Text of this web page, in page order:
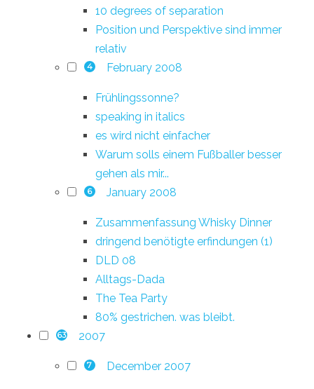
10 degrees of separation
Position und Perspektive sind immer
relativ
4 February 2008
Frühlingssonne?
speaking in italics
es wird nicht einfacher
Warum solls einem Fußballer besser
gehen als mir...
6 January 2008
Zusammenfassung Whisky Dinner
dringend benötigte erfindungen (1)
DLD 08
Alltags-Dada
The Tea Party
80% gestrichen. was bleibt.
63 2007
7 December 2007